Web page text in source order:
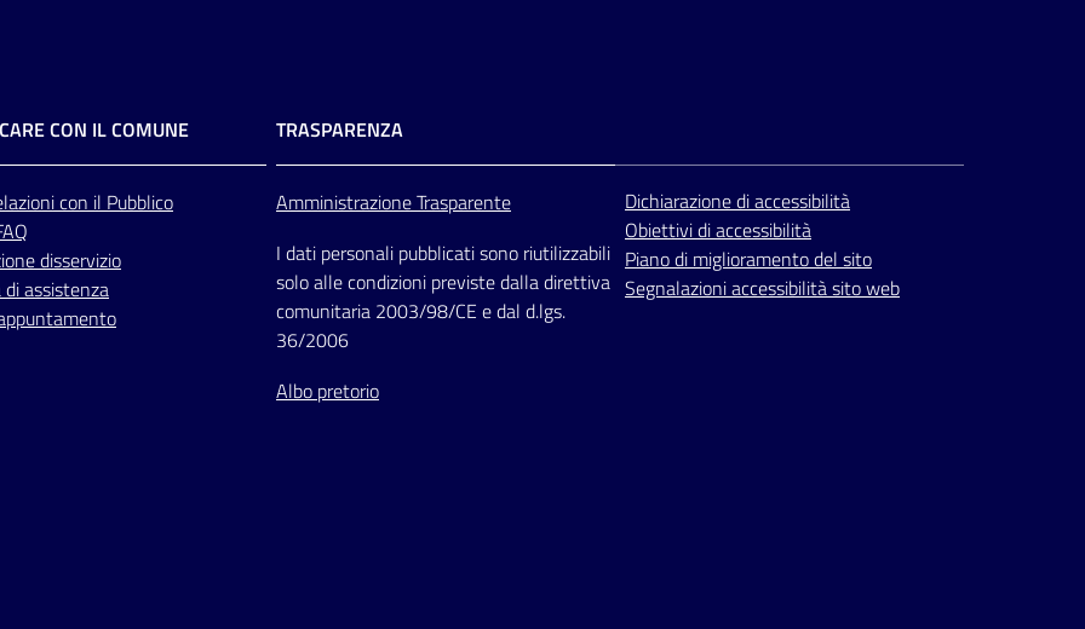
CON IL COMUNE
con il Pubblico
disservizio
assistenza
TRASPARENZA
Amministrazione Trasparente
I dati personali pubblicati sono riutilizzabili
solo alle condizioni previste dalla direttiva
comunitaria 2003/98/CE e dal d.lgs.
36/2006
Albo pretorio
Dichiarazione di accessibilità
Obiettivi di accessibilità
Piano di miglioramento del sito
Segnalazioni accessibilità sito web